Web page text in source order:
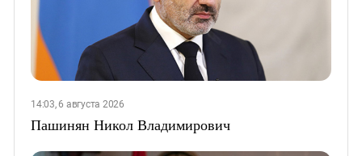
14:03, 6 августа 2026
Пашинян Никол Владимирович